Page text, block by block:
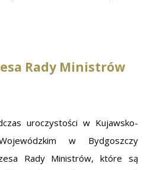
Rady Ministrów
uroczystości w Kujawsko-
w Bydgoszczy
Rady Ministrów, które są